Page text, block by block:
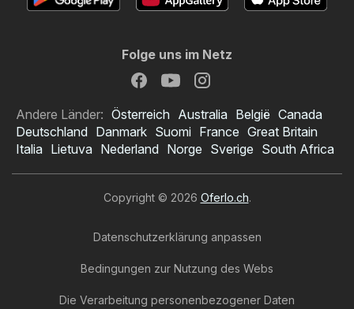
Folge uns im Netz
Andere Länder: Österreich Australia België Canada
Deutschland Danmark Suomi France Great Britain
Italia Lietuva Nederland Norge Sverige South Africa
Copyright © 2026 Oferlo.ch.
Datenschutzerklärung anpassen
Bedingungen zur Nutzung des Webs
Die Verarbeitung personenbezogener Daten